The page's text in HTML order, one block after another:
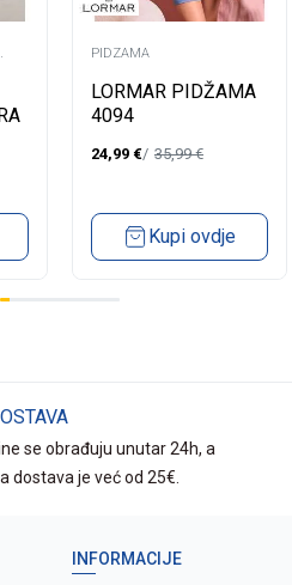
PIDZAMA
LORMAR PIDŽAMA
4094
24,99 € 35,99€
Kupi ovdje
se obrađuju unutar 24h, a
dostava je već od 25€.
INFORMACIJE